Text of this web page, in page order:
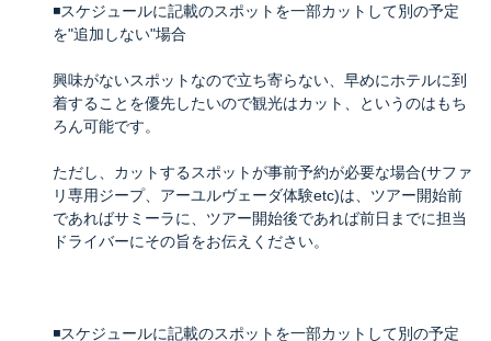
◾️スケジュールに記載のスポットを一部カットして別の予定
を"追加しない"場合
興味がないスポットなので立ち寄らない、早めにホテルに到
着することを優先したいので観光はカット、というのはもち
ろん可能です。
ただし、カットするスポットが事前予約が必要な場合(サファ
リ専用ジープ、アーユルヴェーダ体験etc)は、ツアー開始前
であればサミーラに、ツアー開始後であれば前日までに担当
ドライバーにその旨をお伝えください。
◾️スケジュールに記載のスポットを一部カットして別の予定